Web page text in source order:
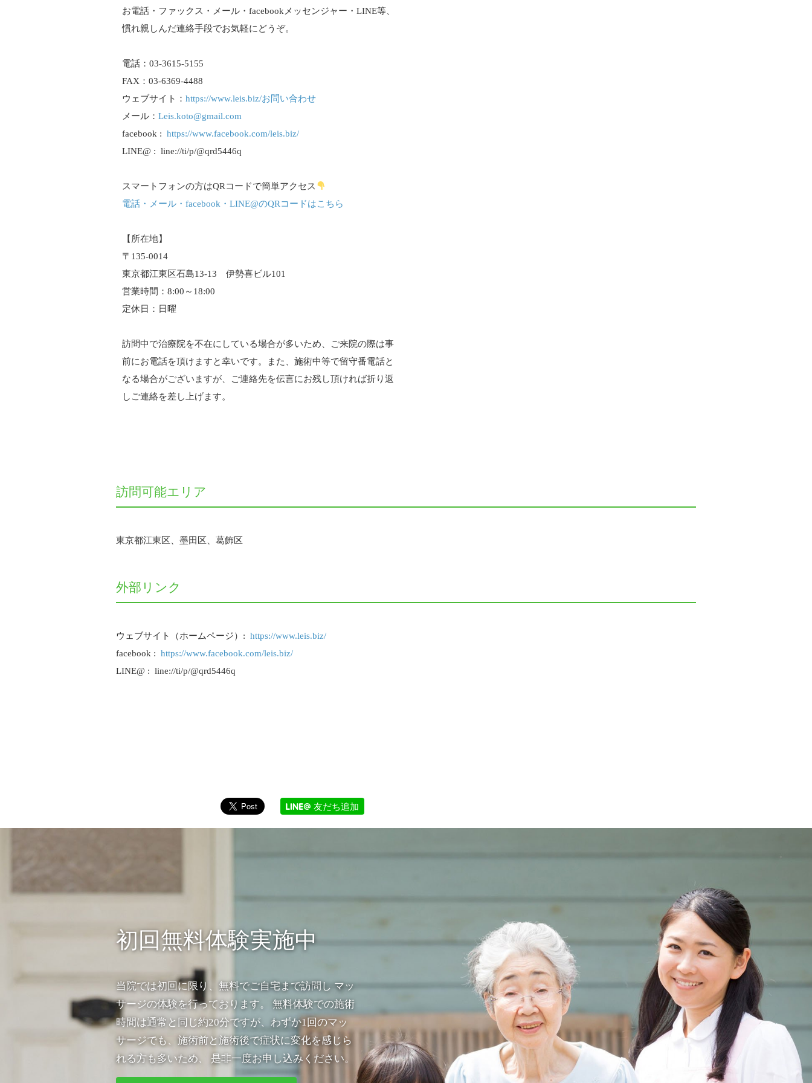
お電話・ファックス・メール・facebookメッセンジャー・LINE等、
慣れ親しんだ連絡手段でお気軽にどうぞ。
電話：03-3615-5155
FAX：03-6369-4488
ウェブサイト： https://www.leis.biz/お問い合わせ
メール： Leis.koto@gmail.com
facebook : https://www.facebook.com/leis.biz/
LINE@ : line://ti/p/@qrd5446q
スマートフォンの方はQRコードで簡単アクセス
電話・メール・facebook・LINE@のQRコードはこちら
【所在地】
〒135-0014
東京都江東区石島13-13 伊勢喜ビル101
営業時間：8:00～18:00
定休日：日曜
訪問中で治療院を不在にしている場合が多いため、ご来院の際は事
前にお電話を頂けますと幸いです。また、施術中等で留守番電話と
なる場合がございますが、ご連絡先を伝言にお残し頂ければ折り返
しご連絡を差し上げます。
訪問可能エリア
東京都江東区、墨田区、葛飾区
外部リンク
ウェブサイト（ホームページ）: https://www.leis.biz/
facebook : https://www.facebook.com/leis.biz/
LINE@ : line://ti/p/@qrd5446q
友だち追加
初回無料体験実施中
当院では初回に限り、無料でご自宅まで訪問し マッ
サージの体験を行っております。 無料体験での施術
時間は通常と同じ約20分ですが、わずか1回のマッ
サージでも、施術前と施術後で症状に変化を感じら
れる方も多いため、 是非一度お申し込みください。